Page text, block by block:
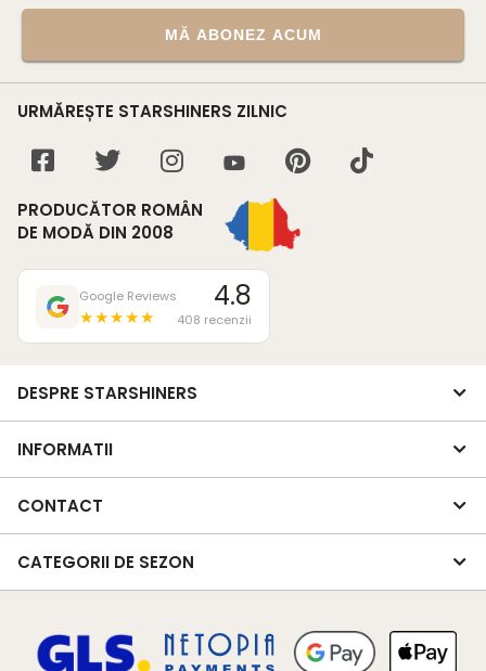
MĂ ABONEZ ACUM
URMĂREȘTE STARSHINERS ZILNIC
PRODUCĂTOR ROMÂN
DE MODĂ DIN 2008
Google Reviews
★★★★★
4.8
408 recenzii
DESPRE STARSHINERS
INFORMATII
CONTACT
CATEGORII DE SEZON